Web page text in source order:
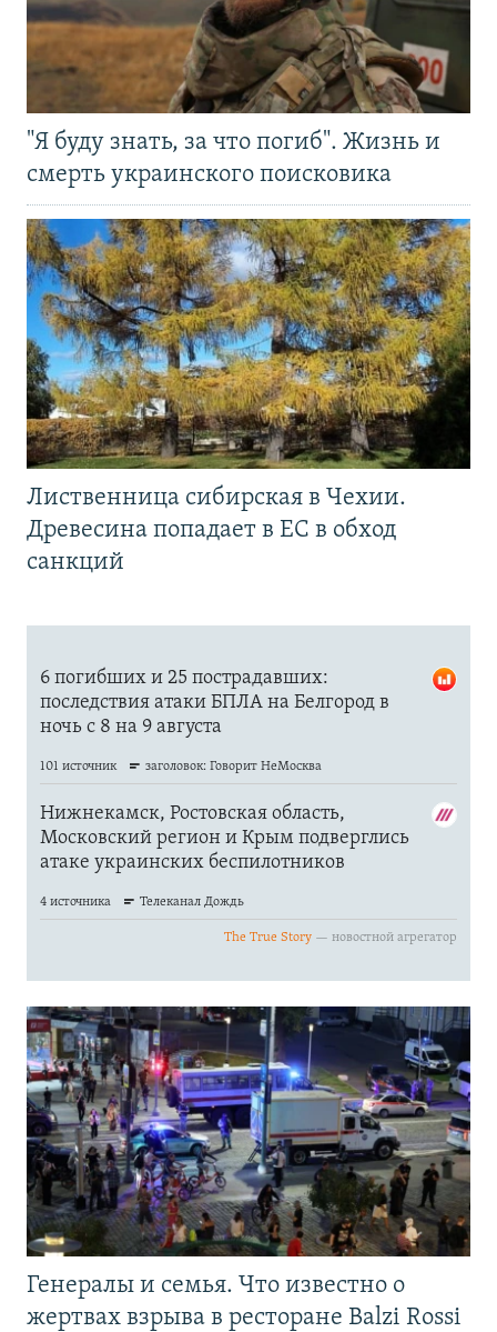
"Я буду знать, за что погиб". Жизнь и
смерть украинского поисковика
Лиственница сибирская в Чехии.
Древесина попадает в ЕС в обход
санкций
Генералы и семья. Что известно о
жертвах взрыва в ресторане Balzi Rossi